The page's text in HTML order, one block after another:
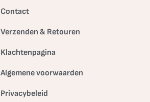
Contact
Verzenden & Retouren
Klachtenpagina
Algemene voorwaarden
Privacybeleid